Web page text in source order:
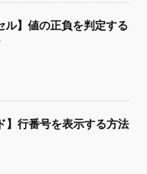
ル】値の正負を判定する
】行番号を表示する方法